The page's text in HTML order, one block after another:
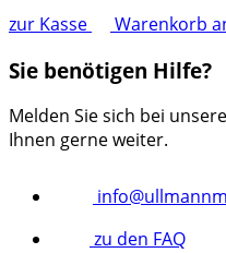
zur Kasse
Warenkorb
Sie benötigen Hilfe?
Melden Sie sich bei
Ihnen gerne weiter.
zu den FAQ